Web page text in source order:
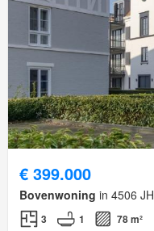
€ 399.000
Bovenwoning in 4506
3 1 78 m²